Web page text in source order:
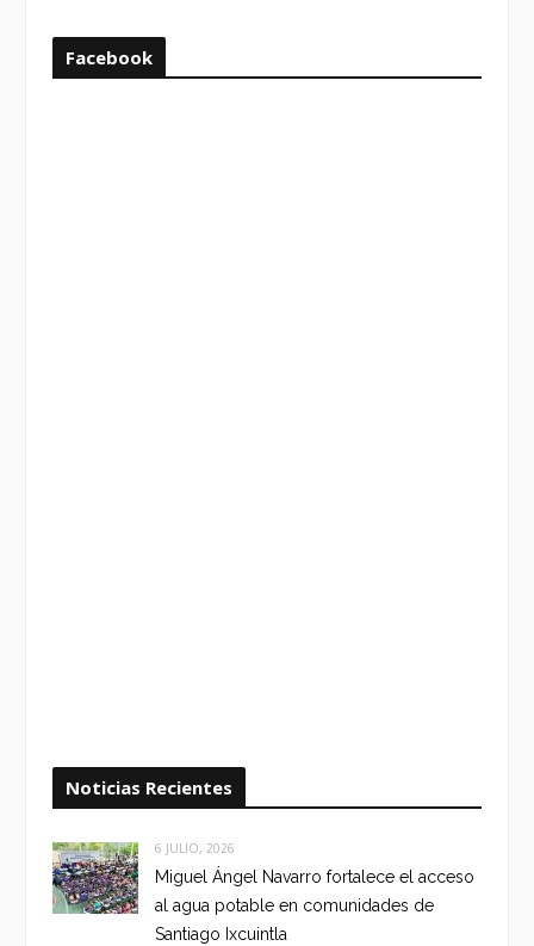
Facebook
Noticias Recientes
6 JULIO, 2026
Miguel Ángel Navarro fortalece el acceso
al agua potable en comunidades de
Santiago Ixcuintla